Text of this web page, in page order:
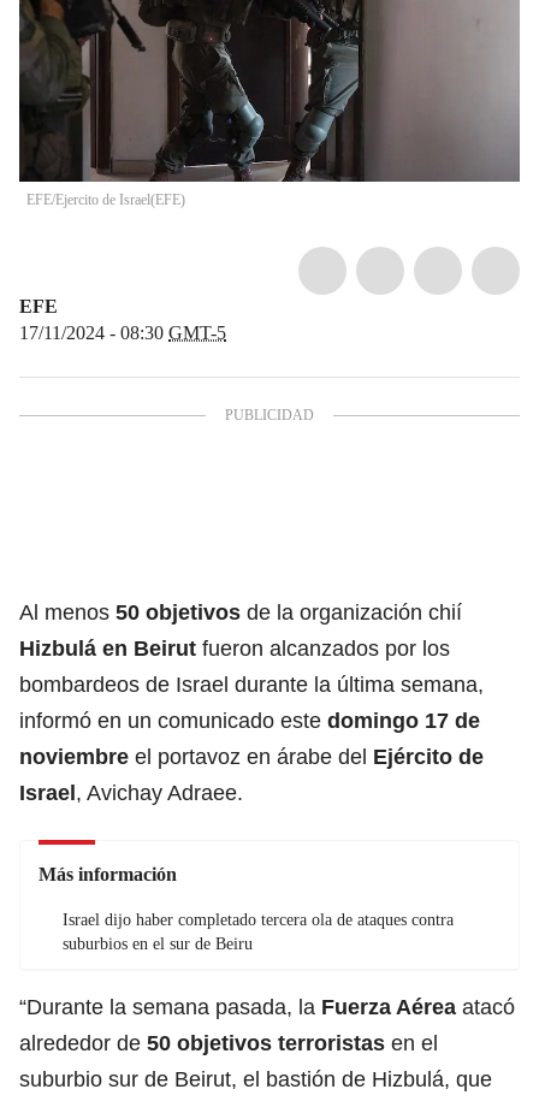
EFE/Ejercito de Israel(EFE)
EFE
17/11/2024 - 08:30 GMT-5
Al menos 50 objetivos de la organización chií
Hizbulá en Beirut fueron alcanzados por los
bombardeos de Israel durante la última semana,
informó en un comunicado este domingo 17 de
noviembre el portavoz en árabe del Ejército de
Israel, Avichay Adraee.
Más información
Israel dijo haber completado tercera ola de ataques contra
suburbios en el sur de Beiru
“Durante la semana pasada, la Fuerza Aérea atacó
alrededor de 50 objetivos terroristas en el
suburbio sur de Beirut, el bastión de Hizbulá, que